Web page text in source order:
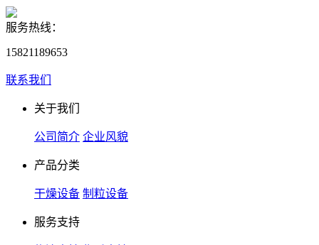
服务热线：
15821189653
联系我们
关于我们
公司简介 企业风貌
产品分类
干燥设备 制粒设备
服务支持